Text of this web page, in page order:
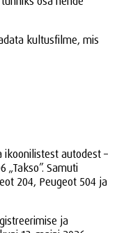
kultusfilme, mis
autodest –
Samuti
204, Peugeot 504 ja
ja